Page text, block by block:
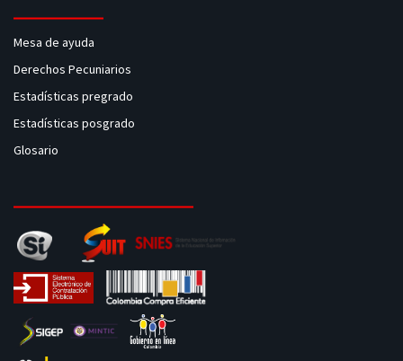
Mesa de ayuda
Derechos Pecuniarios
Estadísticas pregrado
Estadísticas posgrado
Glosario